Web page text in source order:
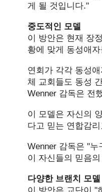
게 될 것입니다."
중도적인 모델
이 방안은 현재 장
황에 맞게 동성애
연회가 각각 동성
체 교회들도 동성
Wenner 감독은 전
이 모델은 자신의
다고 믿는 연합감
Wenner 감독은 "
이 자신들의 믿음
다양한 브랜치 모델
이 방안은 교단이 "